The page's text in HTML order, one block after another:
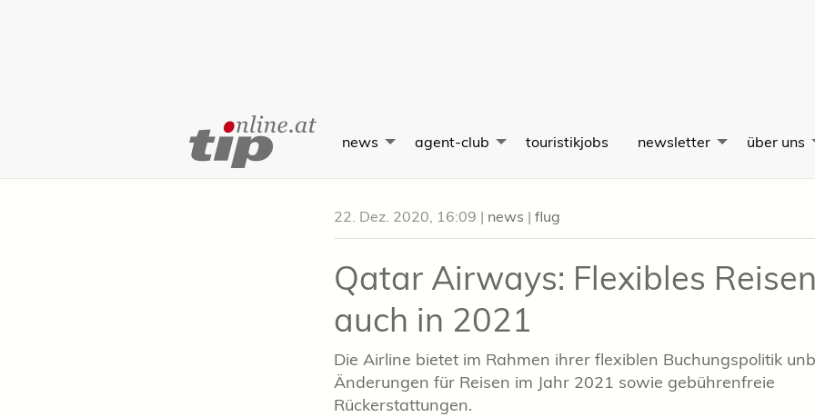
Content
news agent-club touristikjobs newsletter über uns
22. Dez. 2020, 16:09 | news | flug
Qatar Airways: Flexibles
auch in 2021
Die Airline bietet im Rahmen ihrer flexiblen Buchungspolitik
Änderungen für Reisen im Jahr 2021 sowie gebührenfreie
Rückerstattungen.